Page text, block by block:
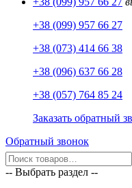
+38 (099) 957 66 27
+38 (073) 414 66 38
+38 (096) 637 66 28
+38 (057) 764 85 24
Заказать обратный
Обратный звонок
-- Выбрать раздел --